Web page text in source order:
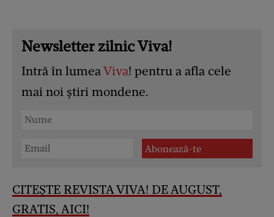
Newsletter zilnic Viva!
Intră în lumeaViva! pentru a afla cele
mai noi știri mondene.
CITEȘTE REVISTA VIVA! DE AUGUST,
GRATIS, AICI!